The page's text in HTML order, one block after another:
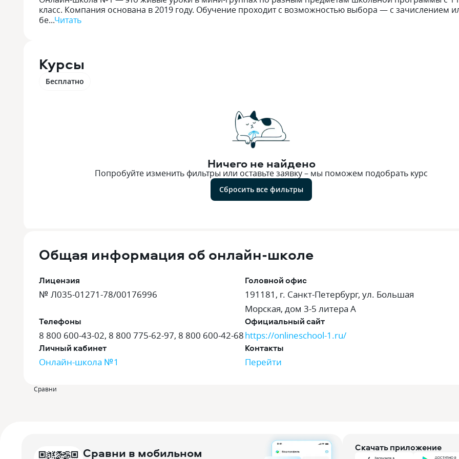
класс. Компания основана в 2019 году. Обучение проходит с возможностью выбора — с зачислением
бе...Читать
Общая информация об онлайн-школе
Лицензия
№ Л035-01271-78/00176996
Головной офис
191181, г. Санкт-Петербург, ул. Большая
Морская, дом 3-5 литера А
Телефоны
8 800 600-43-02, 8 800 775-62-97, 8 800 600-42-68
Официальный сайт
https://onlineschool-1.ru/
Личный кабинет
Онлайн-школа №1
Контакты
Перейти
Сравни
Сравни в мобильном
Скачать приложение